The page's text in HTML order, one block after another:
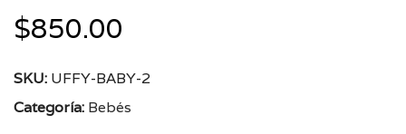
$850.00
SKU: UFFY-BABY-2
Categoría: Bebés